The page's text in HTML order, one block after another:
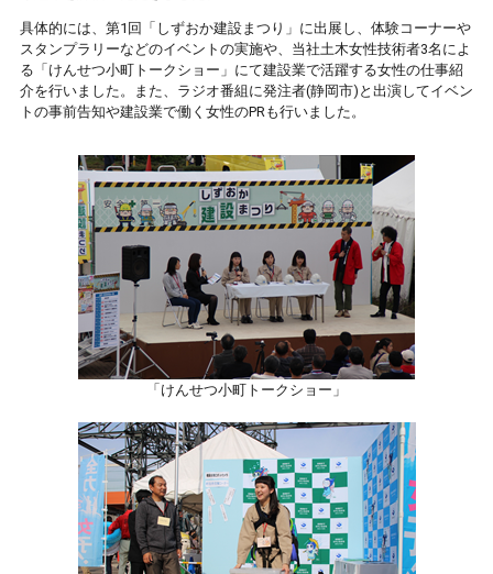
具体的には、第1回「しずおか建設まつり」に出展し、体験コーナーや
スタンプラリーなどのイベントの実施や、当社土木女性技術者3名によ
る「けんせつ小町トークショー」にて建設業で活躍する女性の仕事紹
介を行いました。また、ラジオ番組に発注者(静岡市)と出演してイベン
トの事前告知や建設業で働く女性のPRも行いました。
「けんせつ小町トークショー」